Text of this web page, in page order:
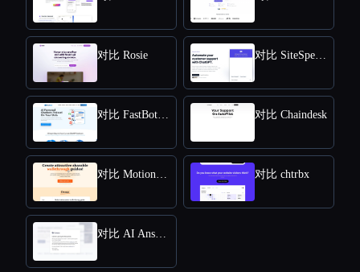
对比 Rosie 对比 SiteSpeakAI
对比 FastBots.ai 对比 Chaindesk
对比 MotionShot 对比 chtrbx
对比 AI Answers by Cohere